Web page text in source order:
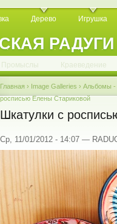
РАДУГИ
Дерево Игрушка
. . . . .
Промыслы Краеведение
Главная › Image Galleries › Альбомы
росписью Елены Стариковой
Шкатулки с
Ср, 11/01/2012 - 14:07 —